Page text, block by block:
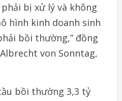
bị xử lý và không
hình kinh doanh sinh
bồi thường,” đồng
von Sonntag,
bồi thường 3,3 tỷ